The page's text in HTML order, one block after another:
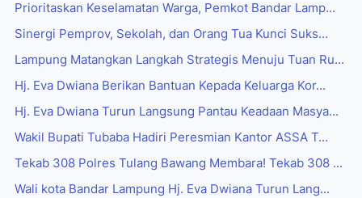
Prioritaskan Keselamatan Warga, Pemkot Bandar Lamp...
Sinergi Pemprov, Sekolah, dan Orang Tua Kunci Suks...
Lampung Matangkan Langkah Strategis Menuju Tuan Ru...
Hj. Eva Dwiana Berikan Bantuan Kepada Keluarga Kor...
Hj. Eva Dwiana Turun Langsung Pantau Keadaan Masya...
Wakil Bupati Tubaba Hadiri Peresmian Kantor ASSA T...
Tekab 308 Polres Tulang Bawang Membara! Tekab 308 ...
Wali kota Bandar Lampung Hj. Eva Dwiana Turun Lang...